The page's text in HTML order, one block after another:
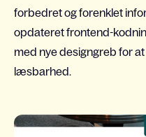
forbedret og forenklet
opdateret frontend-
med nye designgreb for
læsbarhed.